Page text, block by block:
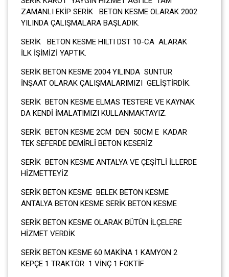
ZAMANLI EKİP SERİK BETON KESME OLARAK 2002
YILINDA ÇALIŞMALARA BAŞLADIK.
SERİK BETON KESME HILTI DST 10-CA ALARAK
İLK İŞİMİZİ YAPTIK.
SERİK BETON KESME 2004 YILINDA SUNTUR
İNŞAAT OLARAK ÇALIŞMALARIMIZI GELİŞTİRDİK.
SERİK BETON KESME ELMAS TESTERE VE KAYNAK
DA KENDİ İMALATIMIZI KULLANMAKTAYIZ.
SERİK BETON KESME 2CM DEN 50CM E KADAR
TEK SEFERDE DEMİRLİ BETON KESERİZ
SERİK BETON KESME ANTALYA VE ÇEŞİTLİ İLLERDE
HİZMETTEYİZ
SERİK BETON KESME BELEK BETON KESME
ANTALYA BETON KESME SERİK BETON KESME
SERİK BETON KESME OLARAK BÜTÜN İLÇELERE
HİZMET VERDİK
SERİK BETON KESME 60 MAKİNA 1 KAMYON 2
KEPÇE 1 TRAKTÖR 1 VİNÇ 1 FOKTİF